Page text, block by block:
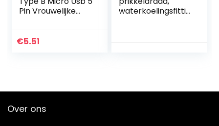
Pin Vrouwelijke
Socket
€5.51
waterkoelingsfittin
Over ons